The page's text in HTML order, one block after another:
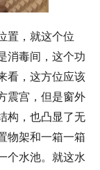
置，就这个位
消毒间，这个功
看，这方位应该
震宫，但是窗外
构，也凸显了无
物架和一箱一箱
个水池。就这水